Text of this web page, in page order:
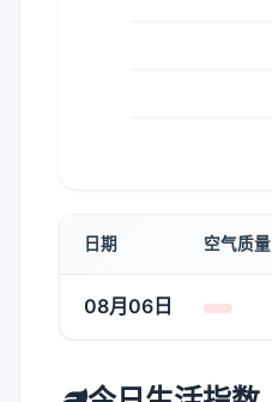
日期 空气质量
08月06日